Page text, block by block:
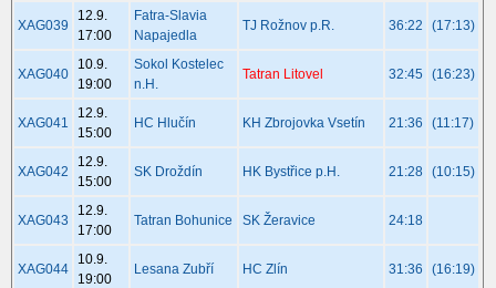
XAG039
12.9.
17:00
Fatra-Slavia
Napajedla
TJ Rožnov p.R. 36:22 (17:13)
XAG040
10.9.
19:00
Sokol Kostelec
n.H.
Tatran Litovel 32:45 (16:23)
XAG041
12.9.
15:00
HC Hlučín KH Zbrojovka Vsetín 21:36 (11:17)
XAG042
12.9.
15:00
SK Droždín HK Bystřice p.H. 21:28 (10:15)
XAG043
12.9.
17:00
Tatran Bohunice SK Žeravice 24:18
XAG044
10.9.
19:00
Lesana Zubří HC Zlín 31:36 (16:19)